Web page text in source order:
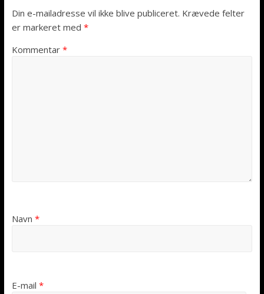
Din e-mailadresse vil ikke blive publiceret. Krævede felter
er markeret med *
Kommentar *
Navn *
E-mail *